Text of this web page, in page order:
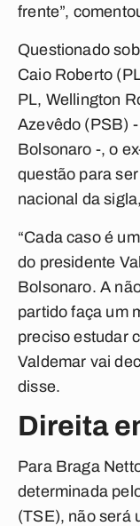
frente”,
Questionado
Caio Roberto
PL, Wellington
Azevêdo (PSB)
Bolsonaro -, o
questão para
nacional da
“Cada caso é
do presidente
Bolsonaro. A
partido faça um
preciso estudar
Valdemar vai
disse.
Direita
Para Braga
determinada
(TSE), não será